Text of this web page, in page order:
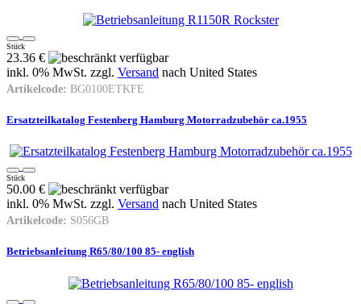
Stück
23.36 €
inkl. 0% MwSt. zzgl. Versand nach United States
Artikelcode: BG0100ETKFE
Ersatzteilkatalog Festenberg Hamburg Motorradzubehör ca.1955
Stück
50.00 €
inkl. 0% MwSt. zzgl. Versand nach United States
Artikelcode: S056GB
Betriebsanleitung R65/80/100 85- english